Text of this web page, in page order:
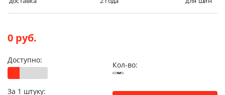
0 руб.
Доступно:
Кол-во:
За 1 штуку: